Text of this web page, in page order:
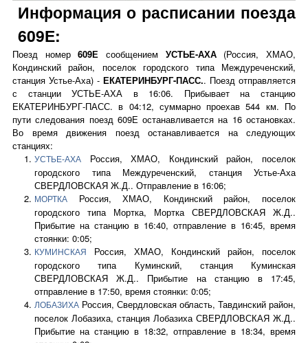
Информация о расписании поезда
609Е:
Поезд номер609Е сообщением УСТЬЕ-АХА(Россия, ХМАО,
Кондинский район, поселок городского типа Междуреченский,
станция Устье-Аха) - ЕКАТЕРИНБУРГ-ПАСС.. Поезд отправляется
с станции УСТЬЕ-АХА в 16:06. Прибывает на станцию
ЕКАТЕРИНБУРГ-ПАСС. в 04:12, суммарно проехав 544 км. По
пути следования поезд 609Е останавливается на 16 остановках.
Во время движения поезд останавливается на следующих
станциях:
УСТЬЕ-АХА
Россия, ХМАО, Кондинский район, поселок
городского типа Междуреченский, станция Устье-Аха
СВЕРДЛОВСКАЯ Ж.Д.. Отправление в 16:06;
МОРТКА
Россия, ХМАО, Кондинский район, поселок
городского типа Мортка, Мортка СВЕРДЛОВСКАЯ Ж.Д..
Прибытие на станцию в 16:40, отправление в 16:45, время
стоянки: 0:05;
КУМИНСКАЯ
Россия, ХМАО, Кондинский район, поселок
городского типа Куминский, станция Куминская
СВЕРДЛОВСКАЯ Ж.Д.. Прибытие на станцию в 17:45,
отправление в 17:50, время стоянки: 0:05;
ЛОБАЗИХА Россия, Свердловская область, Тавдинский район,
поселок Лобазиха, станция Лобазиха СВЕРДЛОВСКАЯ Ж.Д..
Прибытие на станцию в 18:32, отправление в 18:34, время